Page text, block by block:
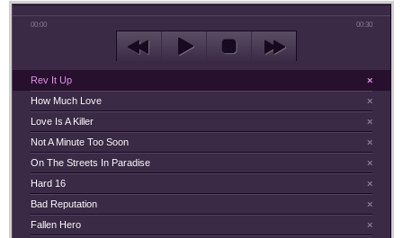
00:00 00:30
×
Rev It Up
×
How Much Love
×
Love Is A Killer
×
Not A Minute Too Soon
×
On The Streets In Paradise
×
Hard 16
×
Bad Reputation
×
Fallen Hero